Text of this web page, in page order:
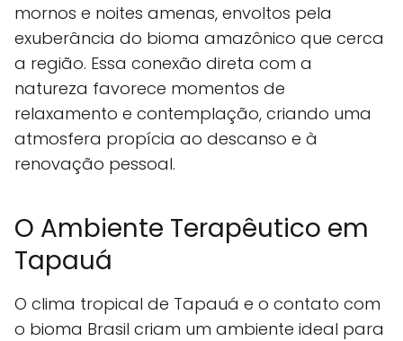
mornos e noites amenas, envoltos pela
exuberância do bioma amazônico que cerca
a região. Essa conexão direta com a
natureza favorece momentos de
relaxamento e contemplação, criando uma
atmosfera propícia ao descanso e à
renovação pessoal.
O Ambiente Terapêutico em
Tapauá
O clima tropical de Tapauá e o contato com
o bioma Brasil criam um ambiente ideal para